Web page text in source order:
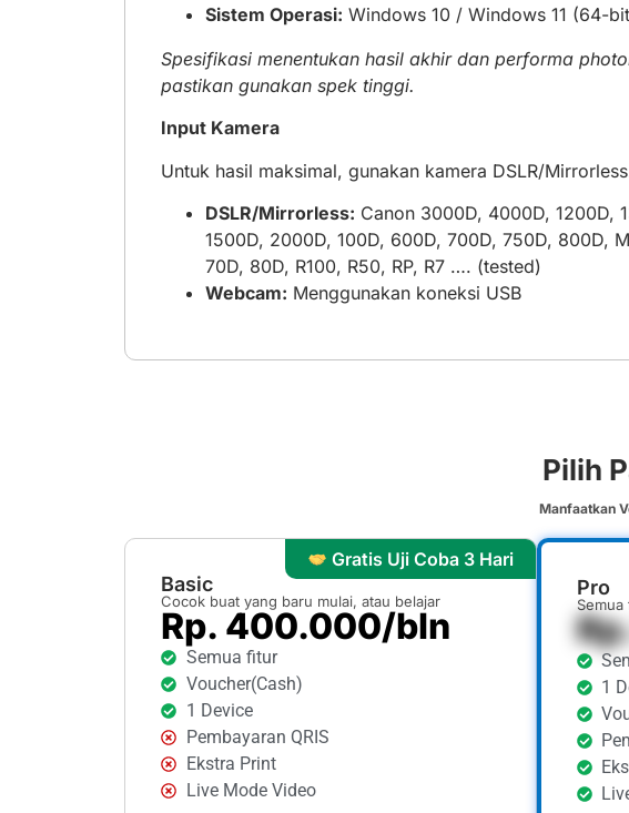
Sistem Operasi: Windows 10 / Windows 11 (64-
Spesifikasi menentukan hasil akhir dan performa
pastikan gunakan spek tinggi.
Input Kamera
Untuk hasil maksimal, gunakan kamera DSLR/
DSLR/Mirrorless: Canon 3000D, 4000D, 1200D,
1500D, 2000D, 100D, 600D, 700D, 750D, 800D,
70D, 80D, R100, R50, RP, R7 …. (tested)
Webcam: Menggunakan koneksi USB
Pilih
Manfaatkan
Basic
Cocok buat yang baru mulai, atau belajar
Rp. 400.000/bln
Semua fitur
Voucher(Cash)
1 Device
Pembayaran QRIS
Ekstra Print
Live Mode Video
Gratis Uji Coba 3 Hari
Pro
1